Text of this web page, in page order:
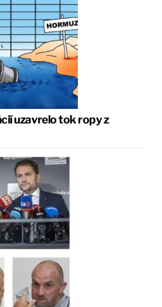
uzavrelo tok ropy z